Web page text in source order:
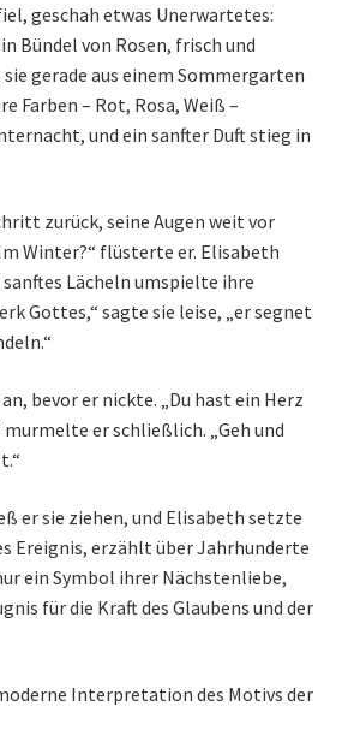
geschah etwas Unerwartetes:
Bündel von Rosen, frisch und
gerade aus einem Sommergarten
Farben – Rot, Rosa, Weiß –
und ein sanfter Duft stieg in
zurück, seine Augen weit vor
Winter?“ flüsterte er. Elisabeth
Lächeln umspielte ihre
Gottes,“ sagte sie leise, „er segnet
bevor er nickte. „Du hast ein Herz
murmelte er schließlich. „Geh und
er sie ziehen, und Elisabeth setzte
Ereignis, erzählt über Jahrhunderte
ein Symbol ihrer Nächstenliebe,
für die Kraft des Glaubens und der
Interpretation des Motivs der